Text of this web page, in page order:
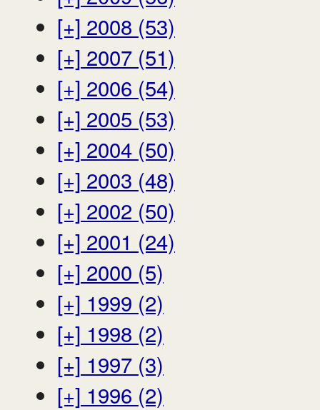
[+] 2008 (53)
[+] 2007 (51)
[+] 2006 (54)
[+] 2005 (53)
[+] 2004 (50)
[+] 2003 (48)
[+] 2002 (50)
[+] 2001 (24)
[+] 2000 (5)
[+] 1999 (2)
[+] 1998 (2)
[+] 1997 (3)
[+] 1996 (2)